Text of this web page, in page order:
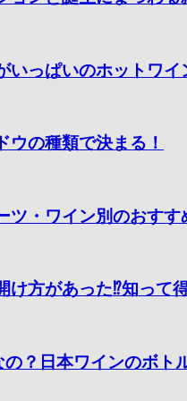
いっぱいのホットワイ
ウの種類で決まる！
ツ・ワイン別のおすす
け方があった⁉知って
？日本ワインのボト